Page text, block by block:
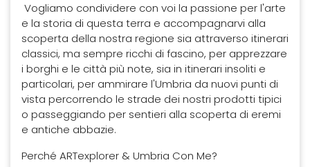
Vogliamo condividere con voi la passione per l'arte
e la storia di questa terra e accompagnarvi alla
scoperta della nostra regione sia attraverso itinerari
classici, ma sempre ricchi di fascino, per apprezzare
i borghi e le città più note, sia in itinerari insoliti e
particolari, per ammirare l'Umbria da nuovi punti di
vista percorrendo le strade dei nostri prodotti tipici
o passeggiando per sentieri alla scoperta di eremi
e antiche abbazie.
Perché ARTexplorer & Umbria Con Me?